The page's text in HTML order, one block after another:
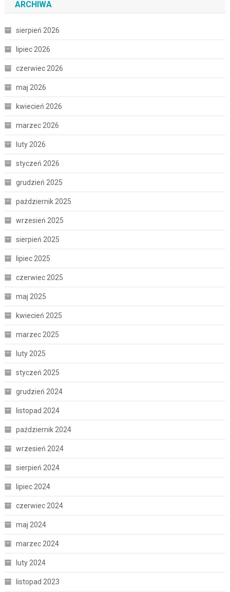
ARCHIWA
sierpień 2026
lipiec 2026
czerwiec 2026
maj 2026
kwiecień 2026
marzec 2026
luty 2026
styczeń 2026
grudzień 2025
październik 2025
wrzesień 2025
sierpień 2025
lipiec 2025
czerwiec 2025
maj 2025
kwiecień 2025
marzec 2025
luty 2025
styczeń 2025
grudzień 2024
listopad 2024
październik 2024
wrzesień 2024
sierpień 2024
lipiec 2024
czerwiec 2024
maj 2024
marzec 2024
luty 2024
listopad 2023